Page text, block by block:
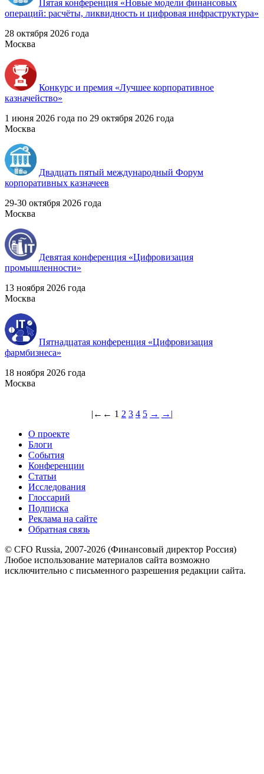
Пятая конференция «Новые модели финансовых
операций: расчёты, ликвидность и цифровая инфраструктура»
28 октября 2026 года
Москва
Конкурс и премия «Лучшее корпоративное
казначейство»
1 июня 2026 года по 29 октября 2026 года
Москва
Двадцать пятый международный Форум
корпоративных казначеев
29-30 октября 2026 года
Москва
Девятая конференция «Цифровизация
промышленности»
13 ноября 2026 года
Москва
Пятнадцатая конференция «Цифровизация
фармбизнеса»
18 ноября 2026 года
Москва
|← ← 1 2 3 4 5 → →|
О проекте
Блоги
События
Конференции
Статьи
Исследования
Глоссарий
Подписка
Реклама на сайте
Обратная связь
© CFO Russia, 2007-2026 (Финансовый директор Россия)
Любое использование материалов сайта возможно
исключительно с письменного разрешения редакции сайта.